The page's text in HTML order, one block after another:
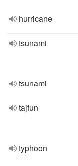
hurricane
tsunami
tsunami
tajfun
typhoon